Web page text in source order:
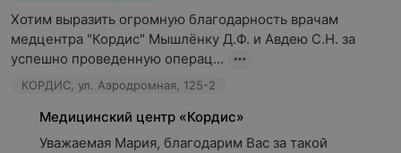
Хотим выразить огромную благодарность врачам
медцентра "Кордис" Мышлёнку Д.Ф. и Авдею С.Н. за
успешно проведенную операц...
КОРДИС, ул. Аэродромная, 125-2
Медицинский центр «Кордис»
Уважаемая Мария, благодарим Вас за такой